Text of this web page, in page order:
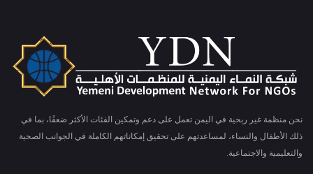
نحن منظمة غير ربحية في اليمن تعمل على دعم وتمكين الفئات الأكثر ضعفًا، بما في
ذلك الأطفال والنساء، لمساعدتهم على تحقيق إمكاناتهم الكاملة في الجوانب الصحية
والتعليمية والاجتماعية.